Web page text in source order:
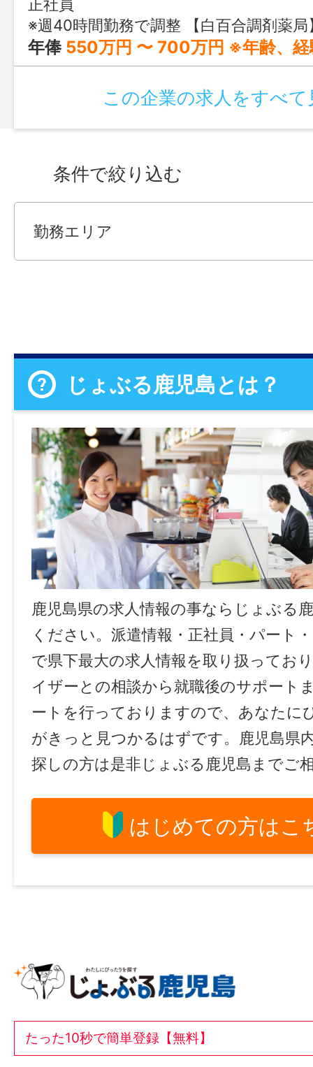
正社員
※週40時間勤務で調整 【白百合調剤薬局】 月～金曜 8:50～17:50 土曜 8:50～13:00 【結調剤薬局】
年俸 550万円 〜 700万円 ※年齢、経験、実力を考慮し、会社規定により決定いたします。 ※年俸を
この企業の求人をすべて
条件で絞り込む
勤務エリア
じょぶる鹿児島とは？
鹿児島県の求人情報の事ならじょぶる
ください。派遣情報・正社員・パート
で県下最大の求人情報を取り扱ってお
イザーとの相談から就職後のサポート
ートを行っておりますので、あなたに
がきっと見つかるはずです。鹿児島県
探しの方は是非じょぶる鹿児島までご
はじめての方はこ
たった10秒で簡単登録【無料】